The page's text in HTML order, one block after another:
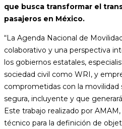
que busca transformar el
pasajeros en México.
“La Agenda Nacional de
colaborativo y una perspectiva
los gobiernos estatales,
sociedad civil como WRI, y
comprometidas con la
segura, incluyente y que
Este trabajo realizado por
técnico para la definición de